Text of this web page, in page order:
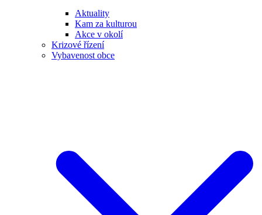
Aktuality
Kam za kulturou
Akce v okolí
Krizové řízení
Vybavenost obce